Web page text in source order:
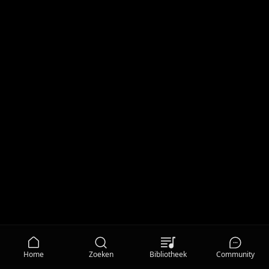
Home Zoeken Bibliotheek Community